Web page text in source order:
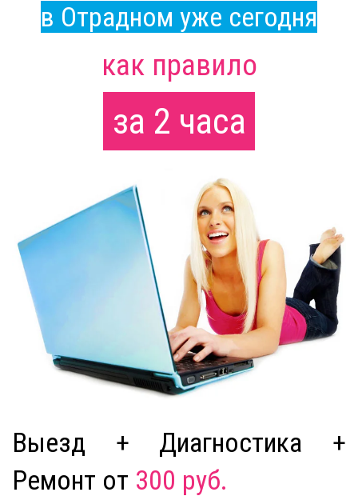
в Отрадном уже сегодня
как правило
за 2 часа
Выезд + Диагностика +
Ремонт от 300 руб.